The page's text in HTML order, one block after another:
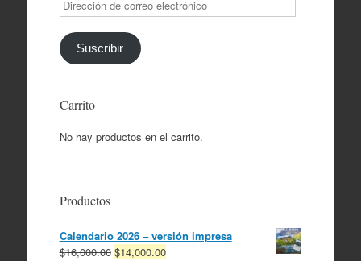
de
correo
electrónico
Suscribir
Carrito
No hay productos en el carrito.
Productos
Calendario 2026 – versión impresa
$16,000.00 El
$14,000.00El